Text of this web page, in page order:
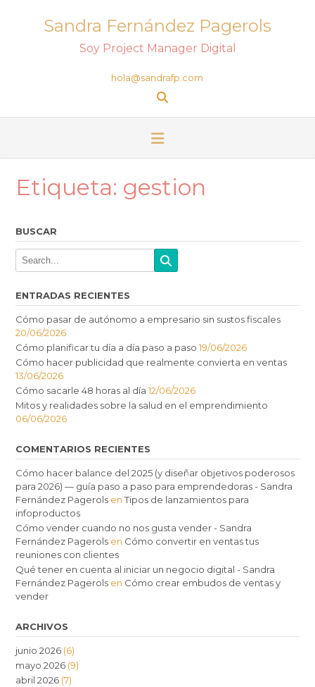
Sandra Fernández Pagerols
Soy Project Manager Digital
hola@sandrafp.com
Etiqueta: gestion
BUSCAR
ENTRADAS RECIENTES
Cómo pasar de autónomo a empresario sin sustos fiscales
20/06/2026
Cómo planificar tu día a día paso a paso 19/06/2026
Cómo hacer publicidad que realmente convierta en ventas
13/06/2026
Cómo sacarle 48 horas al día 12/06/2026
Mitos y realidades sobre la salud en el emprendimiento
06/06/2026
COMENTARIOS RECIENTES
Cómo hacer balance del 2025 (y diseñar objetivos poderosos
para 2026) — guía paso a paso para emprendedoras - Sandra
Fernández Pagerols enTipos de lanzamientos para
infoproductos
Cómo vender cuando no nos gusta vender - Sandra
Fernández Pagerols en Cómo convertir en ventas tus
reuniones con clientes
Qué tener en cuenta al iniciar un negocio digital - Sandra
Fernández Pagerols en Cómo crear embudos de ventas y
vender
ARCHIVOS
junio 2026 (6)
mayo 2026 (9)
abril 2026 (7)